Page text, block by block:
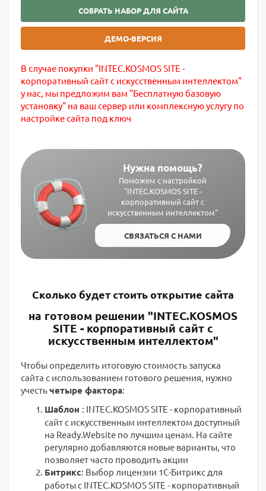
СОБРАТЬ НАБОР ДЛЯ САЙТА
ДЕМО-ВЕРСИЯ
В случае покупки "INTEC.KOSMOS SITE -
корпоративный сайт с искусственным интеллектом"
у нас, мы предложим вам "Бесплатную базовую
установку" на ваш сервер или комплексную услугу по
настройке сайта под ключ
Нужна помощь?
Поможем с настройкой
"INTEC.KOSMOS SITE -
корпоративный сайт с
искусственным интеллектом"
СВЯЗАТЬСЯ С НАМИ
Сколько будет стоить открытие сайта
на готовом решении "INTEC.KOSMOS
SITE - корпоративный сайт с
искусственным интеллектом"
Чтобы определить итоговую стоимость запуска
сайта с использованием готового решения, нужно
учестьчетыре фактора:
Шаблон : INTEC.KOSMOS SITE - корпоративный
сайт с искусственным интеллектом доступный
на Ready.Website по лучшим ценам. На сайте
регулярно добавляются новые варианты, что
позволяет часто проводить акции
Битрикс: Выбор лицензии 1С-Битрикс для
работы с INTEC.KOSMOS SITE - корпоративный